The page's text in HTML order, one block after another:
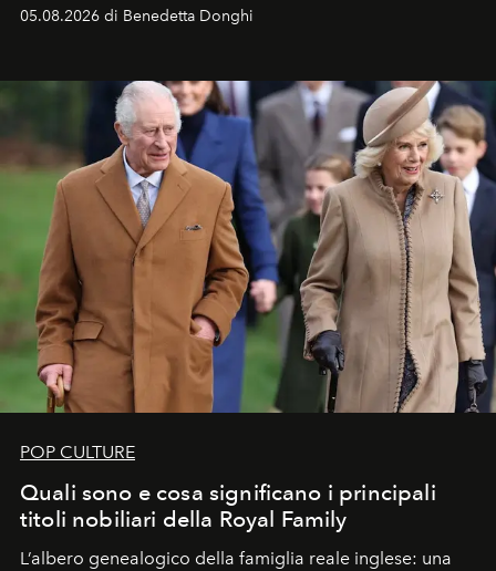
05.08.2026 di Benedetta Donghi
POP CULTURE
Quali sono e cosa significano i principali
titoli nobiliari della Royal Family
L’albero genealogico della famiglia reale inglese: una